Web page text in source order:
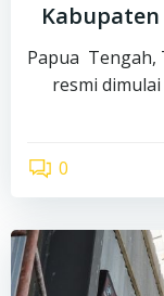
Papua Tengah,
resmi
0